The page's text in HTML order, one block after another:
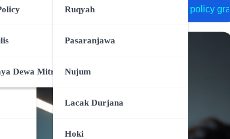
Layanan
Dewa Mitra
Ruqyah
Pasaranjawa
Nujum
Lacak Durjana
Hoki
disclosure genai token per watt